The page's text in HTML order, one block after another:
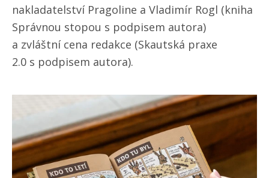
nakladatelství Pragoline a Vladimír Rogl (kniha
Správnou stopou s podpisem autora)
a zvláštní cena redakce (Skautská praxe
2.0 s podpisem autora).